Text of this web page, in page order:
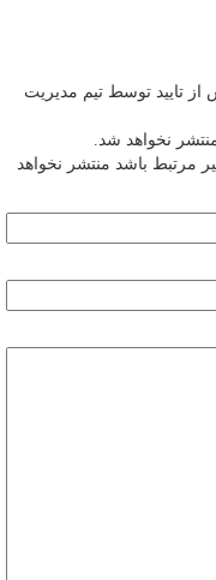
تایید توسط تیم مدیریت
نخواهد شد.
مرتبط باشد منتشر نخواهد